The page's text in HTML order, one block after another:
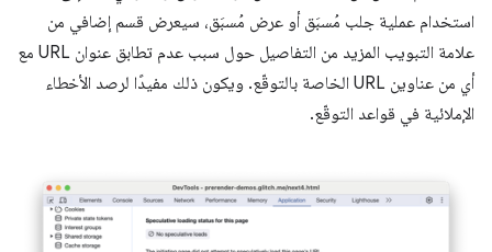
استخدام عملية جلب مُسبَق أو عرض مُسبَق، سيعرض قسم إضافي من
علامة التبويب المزيد من التفاصيل حول سبب عدم تطابق عنوان URL مع
أي من عناوين URL الخاصة بالتوقّع. ويكون ذلك مفيدًا لرصد الأخطاء
الإملائية في قواعد التوقّع.